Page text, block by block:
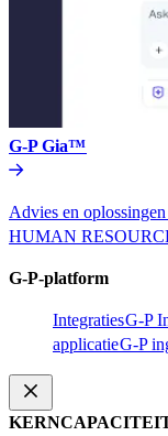
G-P Gia™​​
Advies en
HUMAN
G-P-platform​​
Integraties​​G-P
applicatie​​G-P